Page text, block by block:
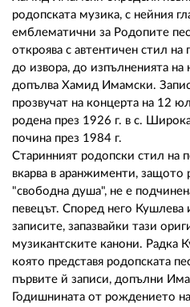
родопската музика, с нейния
емблематични за Родопите
откроява с автентичен стил
до извора, до изпълненията
допълва Хамид Имамски.
прозвучат на концерта на 12
родена през 1926 г. в с.
почина през 1984 г.
Старинният родопски стил на
вкарва в аранжименти, защото
"свободна душа", не е
певецът. Според него Кушлева
записите, запазвайки тази
музикантските канони. Радка
която представя родопската
първите й записи, допълни
Годишнината от рождението